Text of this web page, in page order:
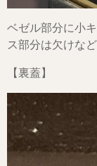
ベゼル部分に小
ス部分は欠けな
【裏蓋】